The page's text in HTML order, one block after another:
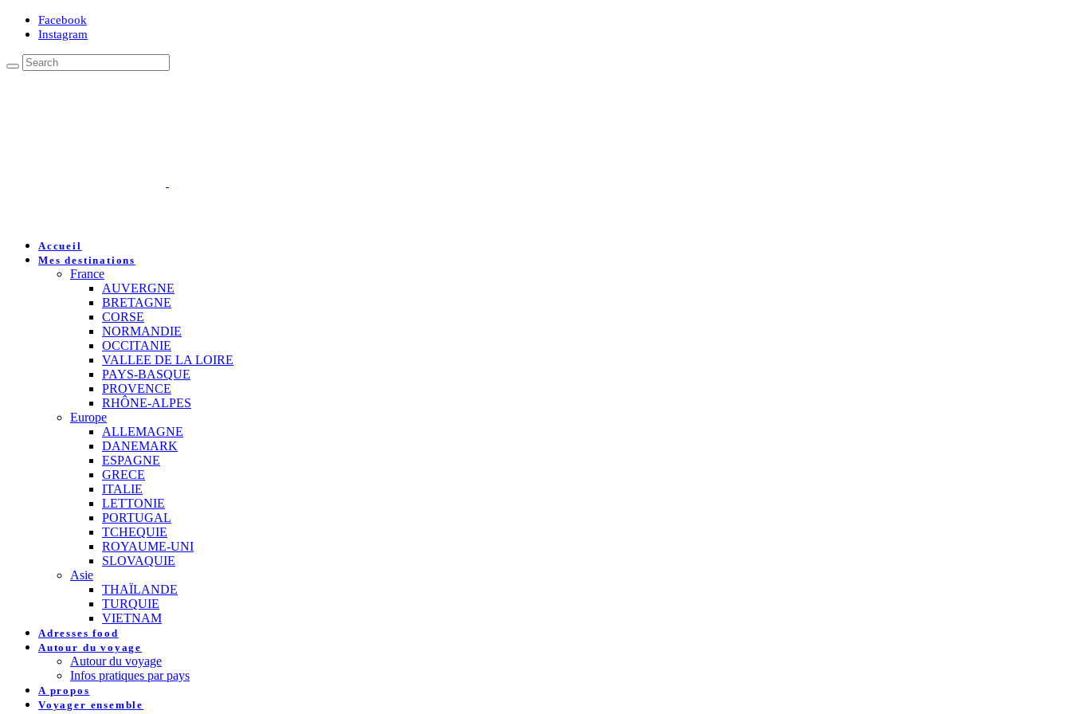
Facebook
Instagram
Accueil
Mes destinations
France
AUVERGNE
BRETAGNE
CORSE
NORMANDIE
OCCITANIE
VALLEE DE LA LOIRE
PAYS-BASQUE
PROVENCE
RHÔNE-ALPES
Europe
ALLEMAGNE
DANEMARK
ESPAGNE
GRECE
ITALIE
LETTONIE
PORTUGAL
TCHEQUIE
ROYAUME-UNI
SLOVAQUIE
Asie
THAÏLANDE
TURQUIE
VIETNAM
Adresses food
Autour du voyage
Autour du voyage
Infos pratiques par pays
A propos
Voyager ensemble